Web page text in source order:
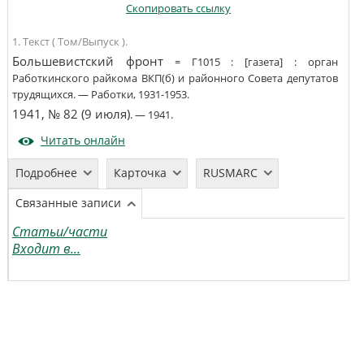
Скопировать ссылку
1. Текст ( Том/Выпуск ).
Большевистский фронт = Г1015 : [газета] :
орган
Работкинского райкома ВКП(б) и районного Совета депутатов
трудящихся. —Работки,1931-1953.
1941, № 82 (9 июля). —1941.
Читать онлайн
Подробнее Карточка
RUSMARC
Связанные записи
Статьи/части
Входит в...